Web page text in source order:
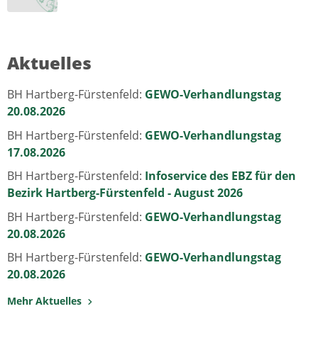
Aktuelles
BH Hartberg-Fürstenfeld: GEWO-Verhandlungstag
20.08.2026
BH Hartberg-Fürstenfeld: GEWO-Verhandlungstag
17.08.2026
BH Hartberg-Fürstenfeld: Infoservice des EBZ für den
Bezirk Hartberg-Fürstenfeld - August 2026
BH Hartberg-Fürstenfeld: GEWO-Verhandlungstag
20.08.2026
BH Hartberg-Fürstenfeld: GEWO-Verhandlungstag
20.08.2026
Mehr Aktuelles